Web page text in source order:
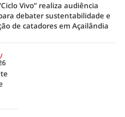
Vivo” realiza audiência
debater sustentabilidade e
de catadores em Açailândia
/